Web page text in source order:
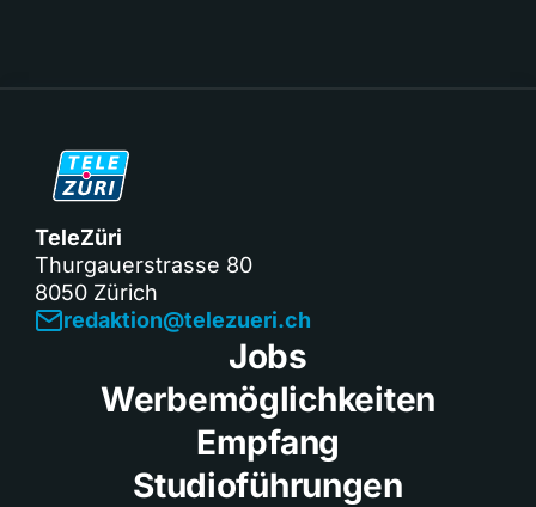
TeleZüri
Thurgauerstrasse 80
8050 Zürich
redaktion@telezueri.ch
Jobs
Werbemöglichkeiten
Empfang
Studioführungen